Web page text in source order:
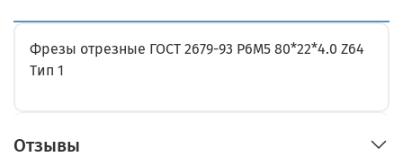
Фрезы отрезные ГОСТ 2679-93 Р6М5 80*22*4.0 Z64
Тип 1
Отзывы